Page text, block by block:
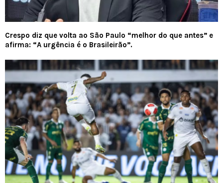
Crespo diz que volta ao São Paulo “melhor do que antes” e
afirma: “A urgência é o Brasileirão”.